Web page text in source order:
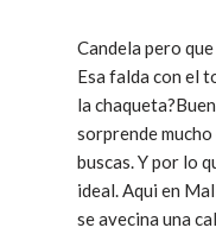
Candela pero
Esa falda con el
la
sorprende
buscas. Y por lo
ideal. Aqui en
se avecina una